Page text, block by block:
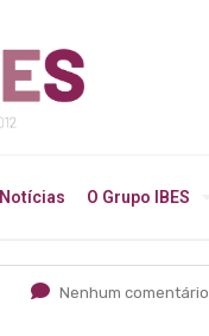
Notícias O Grupo IBES
Nenhum comentário